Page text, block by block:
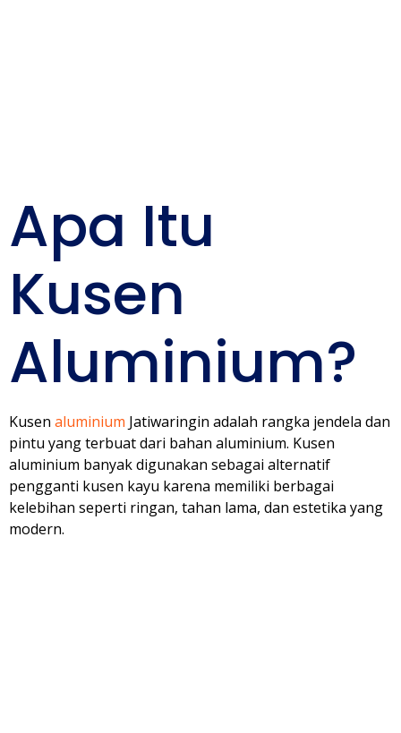
Apa Itu
Kusen
Aluminium?
Kusen aluminium Jatiwaringin adalah rangka jendela dan
pintu yang terbuat dari bahan aluminium. Kusen
aluminium banyak digunakan sebagai alternatif
pengganti kusen kayu karena memiliki berbagai
kelebihan seperti ringan, tahan lama, dan estetika yang
modern.